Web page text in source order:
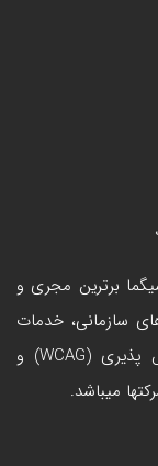
برترین مجری و
سازمانی، خدمات
الکترونیکی امن، خدمات رایانش ابری، دسترس پذیری (WCAG) و
میباشد.